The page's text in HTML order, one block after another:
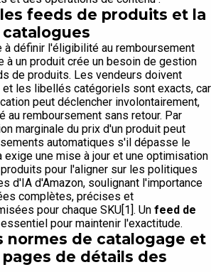
feeds de produits et la
à définir l'éligibilité au remboursement
à un produit crée un besoin de gestion
de produits. Les vendeurs doivent
les libellés catégoriels sont exacts, car
peut déclencher involontairement,
au remboursement sans retour. Par
marginale du prix d'un produit peut
automatiques s'il dépasse le
exige une mise à jour et une optimisation
pour l'aligner sur les politiques
d'IA d'Amazon, soulignant l'importance
complètes, précises et
pour chaque SKU[1]. Un feed de
pour maintenir l'exactitude.
normes de catalogage et
de détails des